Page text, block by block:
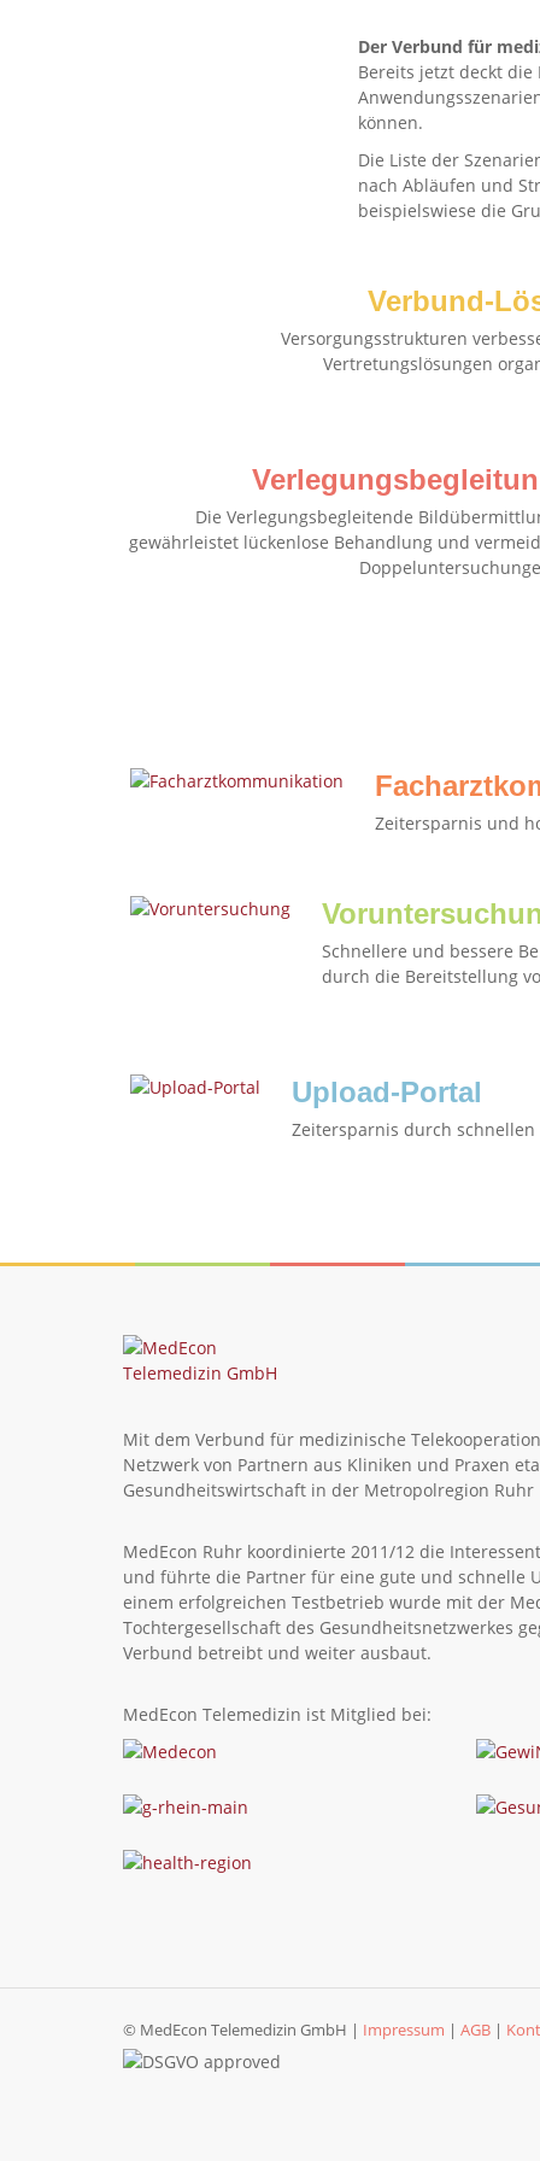
Der Verbund für
Bereits jetzt deckt
können.
Die Liste der
nach Abläufen und
beispielswiese die
Verbund-
Versorgungsstrukturen
Vertretungslösungen
Die Verlegungsbegleitende
gewährleistet lückenlose Behandlung und
Zeitersparnis und
Schnellere und bessere
durch die Bereitstellung
Upload-Portal
Zeitersparnis durch
Mit dem Verbund für medizinische
Netzwerk von Partnern aus Kliniken und Praxen
Gesundheitswirtschaft in der Metropolregion
MedEcon Ruhr koordinierte 2011/12 die
und führte die Partner für eine gute und schnelle
einem erfolgreichen Testbetrieb wurde mit der
Tochtergesellschaft des Gesundheitsnetzwerkes
Verbund betreibt und weiter ausbaut.
MedEcon Telemedizin ist Mitglied bei:
© MedEcon Telemedizin GmbH | Impressum | AGB |